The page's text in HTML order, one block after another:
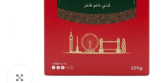
Click to enlarge